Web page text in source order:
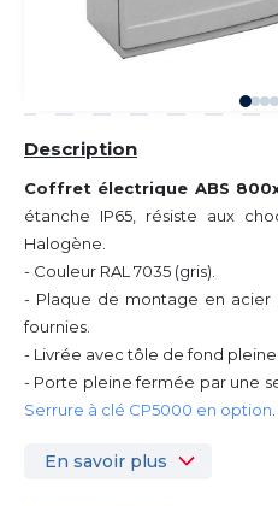
Description
Coffret électrique ABS
étanche IP65, résiste aux
Halogène.
- Couleur RAL 7035 (gris).
- Plaque de montage en acier
fournies.
- Livrée avec tôle de fond
- Porte pleine fermée par une
Serrure à clé CP5000 en option
En savoir plus